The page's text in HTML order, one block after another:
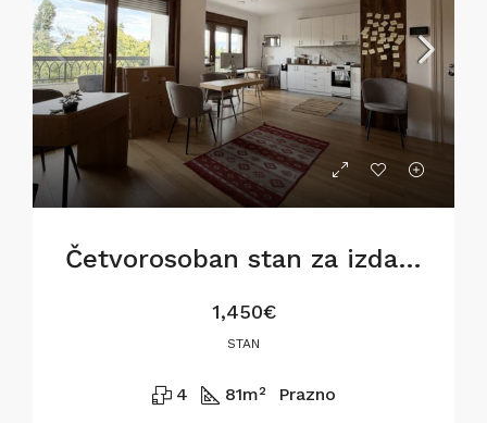
Četvorosoban stan za izdavanje na Dorćolu, 81m2
1,450€
STAN
4 81m² Prazno